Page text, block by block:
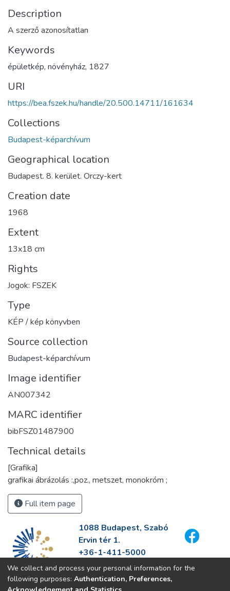
Description
A szerző azonosítatlan
Keywords
épületkép, növényház, 1827
URI
https://bea.fszek.hu/handle/20.500.14711/161634
Collections
Budapest-képarchívum
Geographical location
Budapest. 8. kerület. Orczy-kert
Creation date
1968
Extent
13x18 cm
Rights
Jogok: FSZEK
Type
KÉP / kép könyvben
Source collection
Budapest-képarchívum
Image identifier
AN007342
MARC identifier
bibFSZ01487900
Technical details
[Grafika]
grafikai ábrázolás :,poz., metszet, monokróm ;
Full item page
1088 Budapest, Szabó
Ervin tér 1.
+36-1-411-5000
info@fszek.hu
https://fszek.hu
We collect and process your personal information for the
following purposes: Authentication, Preferences,